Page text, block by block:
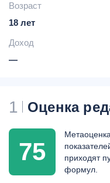
Возраст
18 лет
Доход
—
1 Оценка
75
приходят
формул.